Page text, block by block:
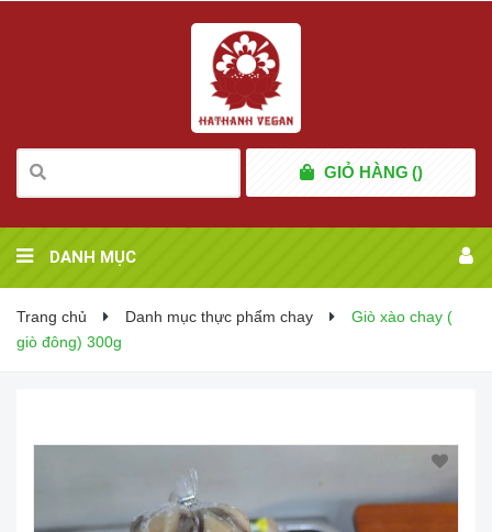
GIỎ HÀNG ()
DANH MỤC
Trang chủ Danh mục thực phẩm chay
Giò xào chay (
giò đông) 300g